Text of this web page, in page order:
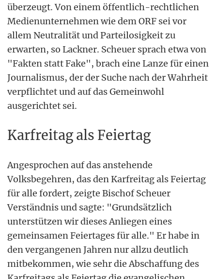
überzeugt. Von einem öffentlich-rechtlichen
Medienunternehmen wie dem ORF sei vor
allem Neutralität und Parteilosigkeit zu
erwarten, so Lackner. Scheuer sprach etwa von
"Fakten statt Fake", brach eine Lanze für einen
Journalismus, der der Suche nach der Wahrheit
verpflichtet und auf das Gemeinwohl
ausgerichtet sei.
Karfreitag als Feiertag
Angesprochen auf das anstehende
Volksbegehren, das den Karfreitag als Feiertag
für alle fordert, zeigte Bischof Scheuer
Verständnis und sagte: "Grundsätzlich
unterstützen wir dieses Anliegen eines
gemeinsamen Feiertages für alle." Er habe in
den vergangenen Jahren nur allzu deutlich
mitbekommen, wie sehr die Abschaffung des